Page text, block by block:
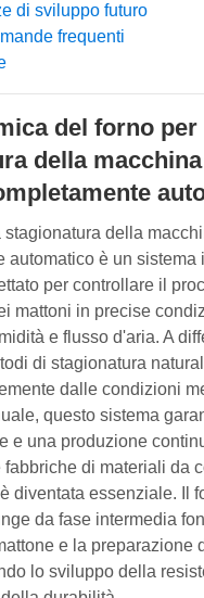
di sviluppo futuro
frequenti
del forno per
della
stagionatura della
automatico è un sistema
per controllare il
mattoni in precise
e flusso d'aria. A
di stagionatura
dalle condizioni
questo sistema
e una produzione
fabbriche di materiali da
è diventata essenziale. Il
da fase intermedia
e la preparazione
lo sviluppo della